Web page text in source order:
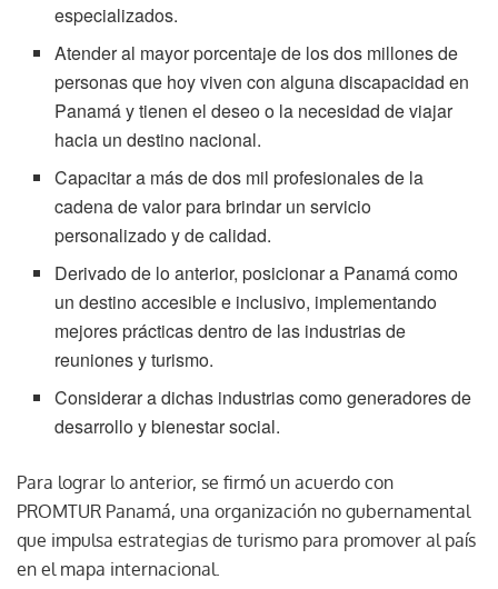
especializados.
Atender al mayor porcentaje de los dos millones de
personas que hoy viven con alguna discapacidad en
Panamá y tienen el deseo o la necesidad de viajar
hacia un destino nacional.
Capacitar a más de dos mil profesionales de la
cadena de valor para brindar un servicio
personalizado y de calidad.
Derivado de lo anterior, posicionar a Panamá como
un destino accesible e inclusivo, implementando
mejores prácticas dentro de las industrias de
reuniones y turismo.
Considerar a dichas industrias como generadores de
desarrollo y bienestar social.
Para lograr lo anterior, se firmó un acuerdo con
PROMTUR Panamá, una organización no gubernamental
que impulsa estrategias de turismo para promover al país
en el mapa internacional.